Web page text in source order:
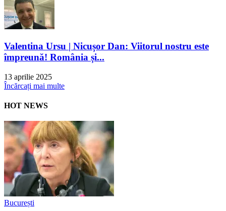
Valentina Ursu | Nicușor Dan: Viitorul nostru este
împreună! România și...
13 aprilie 2025
Încărcați mai multe
HOT NEWS
București